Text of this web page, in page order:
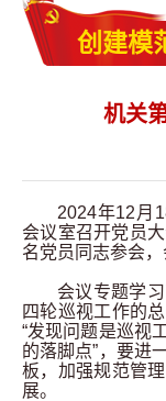
创建模
机关
2024年12 月
会议室召开党员
名党员同志参会，
会议专题学
四轮巡视工作的
“发现问题是巡视
的落脚点”，要进
板，加强规范管
展。